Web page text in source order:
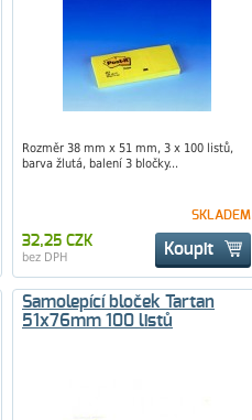
Rozměr 38 mm x 51 mm, 3 x 100 listů,
barva žlutá, balení 3 bločky...
Koupit
SKLADEM
32,25 CZK
bez DPH
Samolepící bloček Tartan
51x76mm 100 listů